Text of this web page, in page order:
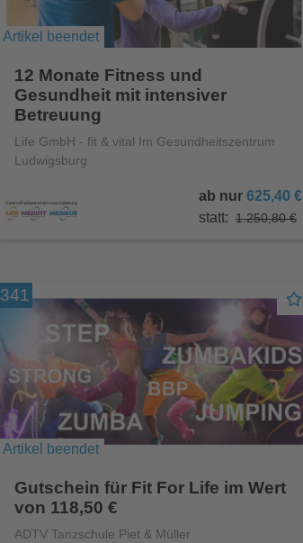
Artikel beendet
12 Monate Fitness und
Gesundheit mit intensiver
Betreuung
Life GmbH - fit & vital Im Gesundheitszentrum
Ludwigsburg
ab nur 625,40 €
statt: 1.250,80 €
341
Artikel beendet
Gutschein für Fit For Life im Wert
von 118,50 €
ADTV Tanzschule Piet & Müller